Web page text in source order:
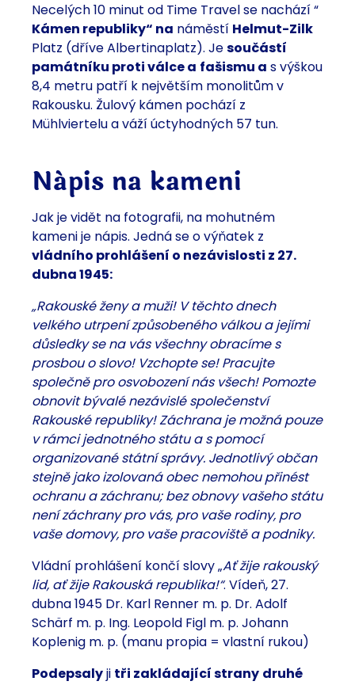
Necelých 10 minut od Time Travel se nachází “
Kámen republiky“ na náměstí Helmut-Zilk
Platz (dříve Albertinaplatz). Jesoučástí
památníku proti válce a fašismu a s výškou
8,4 metru patří k největším monolitům v
Rakousku. Žulový kámen pochází z
Mühlviertelu a váží úctyhodných 57 tun.
Nápis na kameni
Jak je vidět na fotografii, na mohutném
kameni je nápis. Jedná se o výňatek z
vládního prohlášení o nezávislosti z 27.
dubna 1945:
„Rakouské ženy a muži! V těchto dnech
velkého utrpení způsobeného válkou a jejími
důsledky se na vás všechny obracíme s
prosbou o slovo! Vzchopte se! Pracujte
společně pro osvobození nás všech! Pomozte
obnovit bývalé nezávislé společenství
Rakouské republiky! Záchrana je možná pouze
v rámci jednotného státu a s pomocí
organizované státní správy. Jednotlivý občan
stejně jako izolovaná obec nemohou přinést
ochranu a záchranu; bez obnovy vašeho státu
není záchrany pro vás, pro vaše rodiny, pro
vaše domovy, pro vaše pracoviště a podniky.
Vládní prohlášení končí slovy „Ať žije rakouský
lid, ať žije Rakouská republika!“. Vídeň, 27.
dubna 1945 Dr. Karl Renner m. p. Dr. Adolf
Schärf m. p. Ing. Leopold Figl m. p. Johann
Koplenig m. p. (manu propia = vlastní rukou)
Podepsalyji tři zakládající strany druhé